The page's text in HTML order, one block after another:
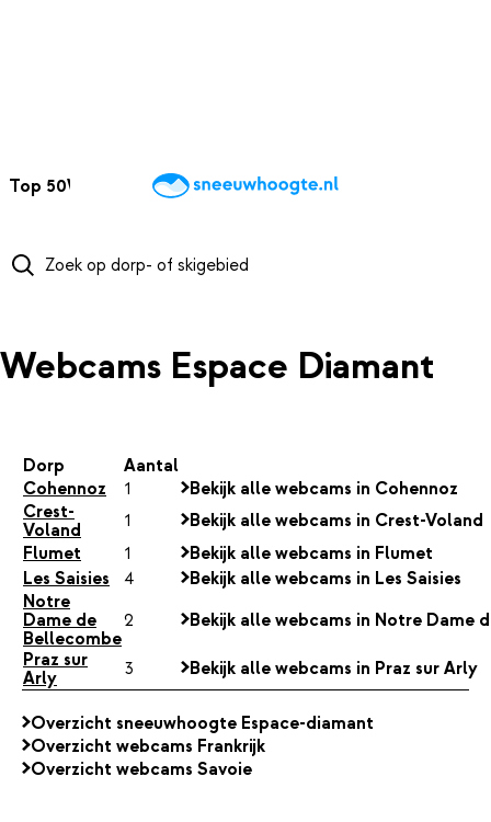
Top 50Webcams WintersportweerKaarten
Webcams Espace Diamant
Dorp
Aantal
Cohennoz
1
Bekijk alle webcams in Cohennoz
Crest-
Voland
1
Bekijk alle webcams in Crest-Voland
Flumet
1
Bekijk alle webcams in Flumet
Les Saisies
4
Bekijk alle webcams in Les Saisies
Notre
Dame de
Bellecombe
2
Bekijk alle webcams in Notre Dame
Praz sur
Arly
3 Bekijk alle webcams in Praz sur Arly
Overzicht sneeuwhoogte Espace-diamant
Overzicht webcams Frankrijk
Overzicht webcams Savoie